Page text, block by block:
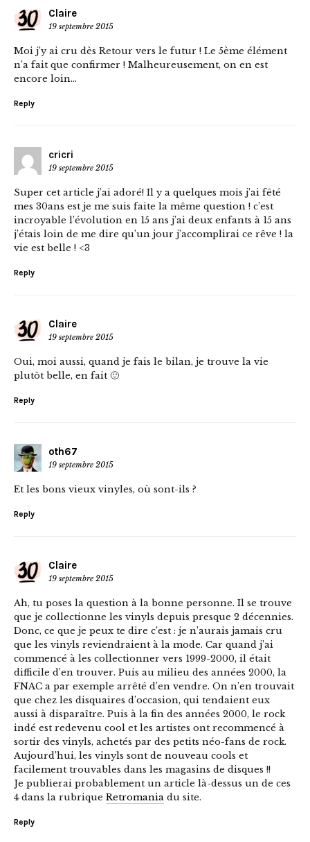
Claire
19 septembre 2015
Moi j’y ai cru dès Retour vers le futur ! Le 5ème élément
n’a fait que confirmer ! Malheureusement, on en est
encore loin…
Reply
cricri
19 septembre 2015
Super cet article j’ai adoré! Il y a quelques mois j’ai fêté
mes 30ans est je me suis faite la même question ! c’est
incroyable l’évolution en 15 ans j’ai deux enfants à 15 ans
j’étais loin de me dire qu’un jour j’accomplirai ce rêve ! la
vie est belle ! <3
Reply
Claire
19 septembre 2015
Oui, moi aussi, quand je fais le bilan, je trouve la vie
plutôt belle, en fait 🙂
Reply
oth67
19 septembre 2015
Et les bons vieux vinyles, où sont-ils ?
Reply
Claire
19 septembre 2015
Ah, tu poses la question à la bonne personne. Il se trouve
que je collectionne les vinyls depuis presque 2 décennies.
Donc, ce que je peux te dire c’est : je n’aurais jamais cru
que les vinyls reviendraient à la mode. Car quand j’ai
commencé à les collectionner vers 1999-2000, il était
difficile d’en trouver. Puis au milieu des années 2000, la
FNAC a par exemple arrêté d’en vendre. On n’en trouvait
que chez les disquaires d’occasion, qui tendaient eux
aussi à disparaître. Puis à la fin des années 2000, le rock
indé est redevenu cool et les artistes ont recommencé à
sortir des vinyls, achetés par des petits néo-fans de rock.
Aujourd’hui, les vinyls sont de nouveau cools et
facilement trouvables dans les magasins de disques !!
Je publierai probablement un article là-dessus un de ces
4 dans la rubrique Retromania du site.
Reply